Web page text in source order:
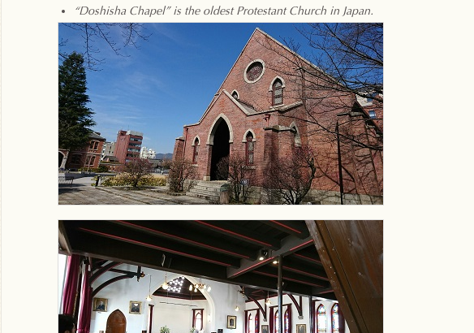
“Doshisha Chapel” is the oldest Protestant Church in Japan.